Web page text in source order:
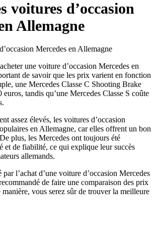
voitures d’occasion
Allemagne
Mercedes en Allemagne
une voiture d’occasion Mercedes en
de savoir que les prix varient en fonction
une Mercedes Classe C Shooting Brake
tandis qu’une Mercedes Classe S coûte
assez élevés, les voitures d’occasion
en Allemagne, car elles offrent un bon
plus, les Mercedes ont toujours été
et de fiabilité, ce qui explique leur succès
allemands.
par l’achat d’une voiture d’occasion Mercedes
de faire une comparaison des prix
vous serez sûr de trouver la meilleure